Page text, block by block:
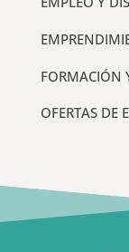
FORMACIÓN
OFERTAS DE